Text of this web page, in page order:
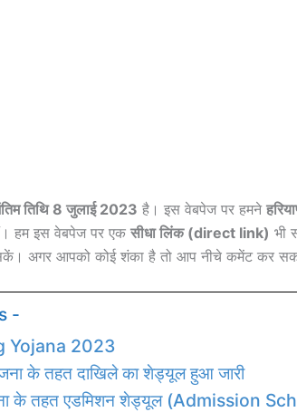
तिथि 8 जुलाई 2023 है। इस वेबपेज पर हमने
हम इस वेबपेज पर एक सीधा लिंक (direct link) भी
अगर आपको कोई शंका है तो आप नीचे कमेंट कर
-
Yojana 2023
के तहत दाखिले का शेड्यूल हुआ जारी
के तहत एडमिशन शेड्यूल (Admission